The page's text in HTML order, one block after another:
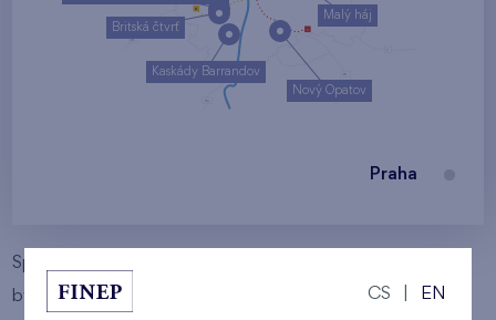
Nový Opatov
Malý háj
Kaskády Barrandov
Britská čtvrť
Praha
Společnost FINEP již 30 let nabízí komfortní bydlení a
byty v krásných lokalitách Prahy. Nové byty jsou vždy
CS EN